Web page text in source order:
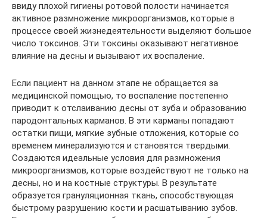
ввиду плохой гигиены ротовой полости начинается
активное размножение микроорганизмов, которые в
процессе своей жизнедеятельности выделяют большое
число токсинов. Эти токсины оказывают негативное
влияние на десны и вызывают их воспаление.
Если пациент на данном этапе не обращается за
медицинской помощью, то воспаление постепенно
приводит к отслаиванию десны от зуба и образованию
пародонтальных карманов. В эти карманы попадают
остатки пищи, мягкие зубные отложения, которые со
временем минерализуются и становятся твердыми.
Создаются идеальные условия для размножения
микроорганизмов, которые воздействуют не только на
десны, но и на костные структуры. В результате
образуется грануляционная ткань, способствующая
быстрому разрушению кости и расшатыванию зубов.